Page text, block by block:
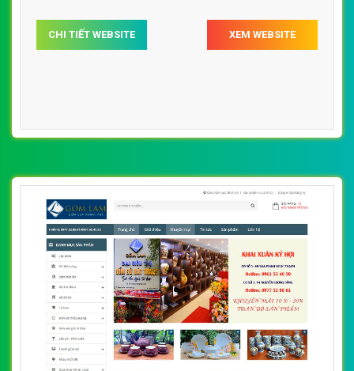
CHI TIẾT WEBSITE XEM WEBSITE